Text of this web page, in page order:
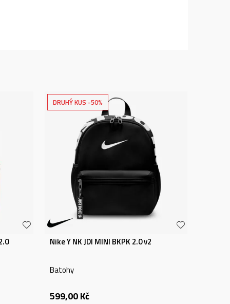
DRUHÝ KUS -50%
Nike Y NK JDI MINI BKPK 2.0 v2
Batohy
599,00Kč